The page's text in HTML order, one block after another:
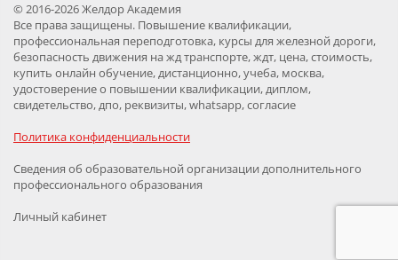
© 2016-2026 Желдор Академия
Все права защищены. Повышение квалификации,
профессиональная переподготовка, курсы для железной дороги,
безопасность движения на жд транспорте, ждт, цена, стоимость,
купить онлайн обучение, дистанционно, учеба, москва,
удостоверение о повышении квалификации, диплом,
свидетельство, дпо, реквизиты, whatsapp, согласие
Политика конфиденциальности
Сведения об образовательной организации дополнительного
профессионального образования
Личный кабинет